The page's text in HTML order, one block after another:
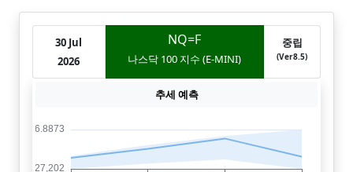
30 Jul
2026
NQ=F
나스닥 100 지수 (E-MINI)
중립
(Ver8.5)
추세 예측